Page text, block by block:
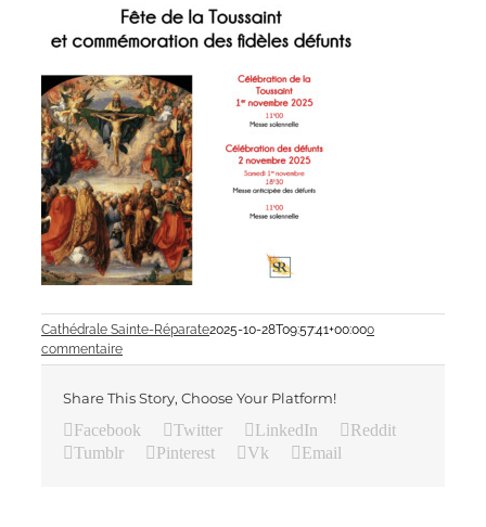
Cathédrale Sainte-Réparate2025-10-28T09:57:41+00:000
commentaire
Share This Story, Choose Your Platform!
Facebook Twitter LinkedIn
Reddit
Tumblr
Pinterest Vk Email